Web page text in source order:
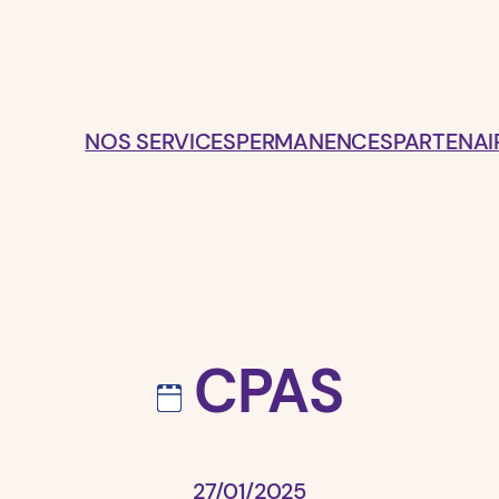
NOS SERVICESPERMANENCES
CPAS
27/01/2025